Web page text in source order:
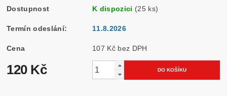
Dostupnost K dispozici (25 ks)
Termín odeslání: 11.8.2026
Cena 107 Kč bez DPH
120 Kč